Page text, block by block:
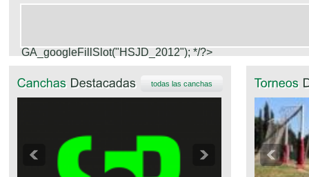
GA_googleFillSlot("HSJD_2012"); */?>
todas las canchas